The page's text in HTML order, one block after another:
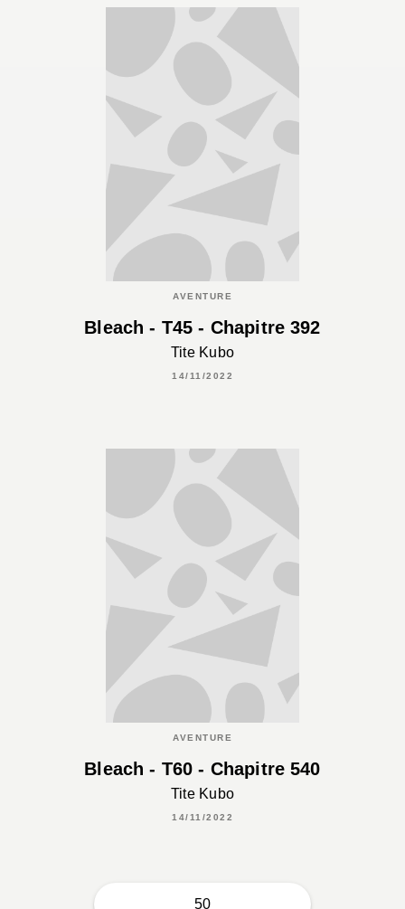
AVENTURE
Bleach - T45 - Chapitre 392
Tite Kubo
14/11/2022
AVENTURE
Bleach - T60 - Chapitre 540
Tite Kubo
14/11/2022
50